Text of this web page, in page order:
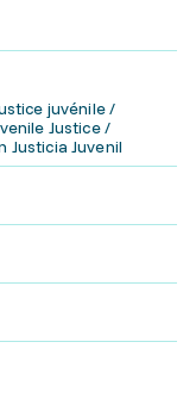
juvénile /
Justice /
Justicia Juvenil